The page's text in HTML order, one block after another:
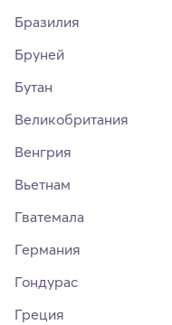
Бразилия
Бруней
Бутан
Великобритания
Венгрия
Вьетнам
Гватемала
Германия
Гондурас
Греция